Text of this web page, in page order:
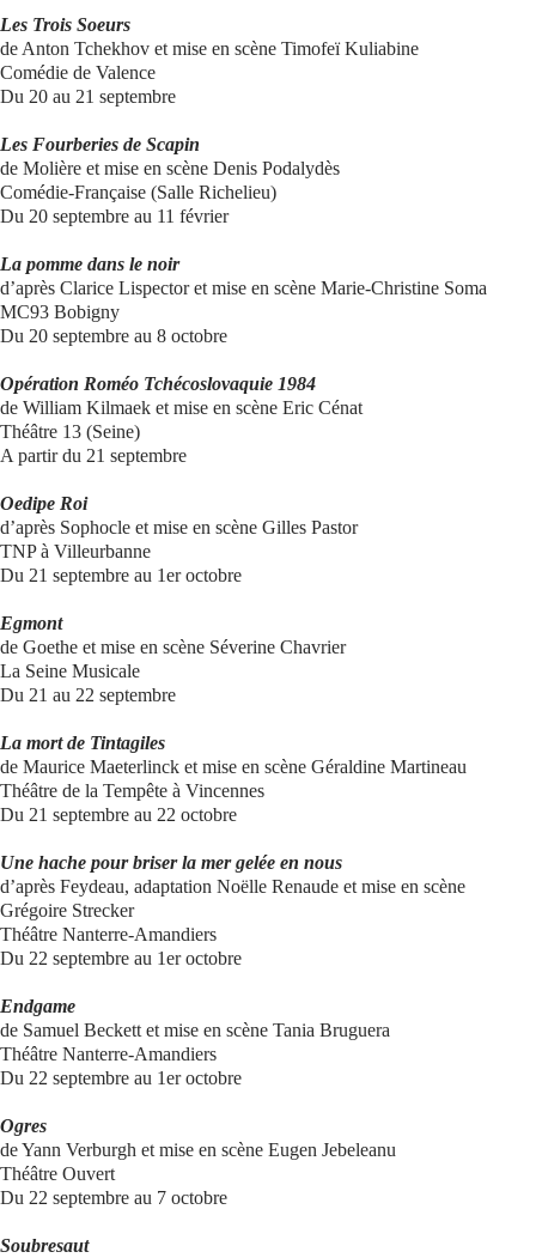
Les Trois Soeurs
de Anton Tchekhov et mise en scène Timofeï Kuliabine
Comédie de Valence
Du 20 au 21 septembre
Les Fourberies de Scapin
de Molière et mise en scène Denis Podalydès
Comédie-Française (Salle Richelieu)
Du 20 septembre au 11 février
La pomme dans le noir
d’après Clarice Lispector et mise en scène Marie-Christine Soma
MC93 Bobigny
Du 20 septembre au 8 octobre
Opération Roméo Tchécoslovaquie 1984
de William Kilmaek et mise en scène Eric Cénat
Théâtre 13 (Seine)
A partir du 21 septembre
Oedipe Roi
d’après Sophocle et mise en scène Gilles Pastor
TNP à Villeurbanne
Du 21 septembre au 1er octobre
Egmont
de Goethe et mise en scène Séverine Chavrier
La Seine Musicale
Du 21 au 22 septembre
La mort de Tintagiles
de Maurice Maeterlinck et mise en scène Géraldine Martineau
Théâtre de la Tempête à Vincennes
Du 21 septembre au 22 octobre
Une hache pour briser la mer gelée en nous
d’après Feydeau, adaptation Noëlle Renaude et mise en scène
Grégoire Strecker
Théâtre Nanterre-Amandiers
Du 22 septembre au 1er octobre
Endgame
de Samuel Beckett et mise en scène Tania Bruguera
Théâtre Nanterre-Amandiers
Du 22 septembre au 1er octobre
Ogres
de Yann Verburgh et mise en scène Eugen Jebeleanu
Théâtre Ouvert
Du 22 septembre au 7 octobre
Soubresaut